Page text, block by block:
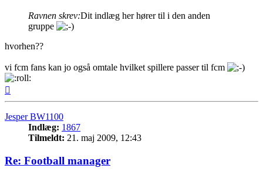
Ravnen skrev:Dit indlæg her hører til i den anden
gruppe
hvorhen??
vi fcm fans kan jo også omtale hvilket spillere passer til fcm
Jesper BW1100
Indlæg: 1867
Tilmeldt: 21. maj 2009, 12:43
Re: Football manager